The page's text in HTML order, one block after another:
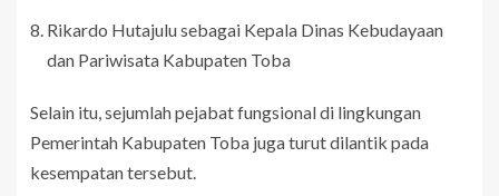
Rikardo Hutajulu sebagai Kepala Dinas Kebudayaan
dan Pariwisata Kabupaten Toba
Selain itu, sejumlah pejabat fungsional di lingkungan
Pemerintah Kabupaten Toba juga turut dilantik pada
kesempatan tersebut.